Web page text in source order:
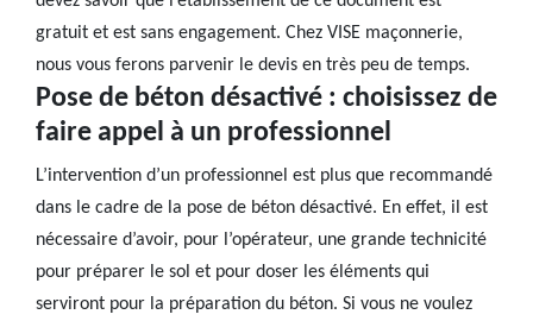
gratuit et est sans engagement. Chez VISE maçonnerie,
nous vous ferons parvenir le devis en très peu de temps.
Pose de béton désactivé : choisissez de
faire appel à un professionnel
L’intervention d’un professionnel est plus que recommandé
dans le cadre de la pose de béton désactivé. En effet, il est
nécessaire d’avoir, pour l’opérateur, une grande technicité
pour préparer le sol et pour doser les éléments qui
serviront pour la préparation du béton. Si vous ne voulez